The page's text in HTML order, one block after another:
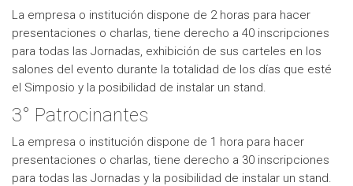
La empresa o institución dispone de 2 horas para hacer
presentaciones o charlas, tiene derecho a 40 inscripciones
para todas las Jornadas, exhibición de sus carteles en los
salones del evento durante la totalidad de los días que esté
el Simposio y la posibilidad de instalar un stand.
3° Patrocinantes
La empresa o institución dispone de 1 hora para hacer
presentaciones o charlas, tiene derecho a 30 inscripciones
para todas las Jornadas y la posibilidad de instalar un stand.